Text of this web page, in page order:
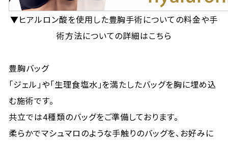
▼ヒアルロン酸を使用した豊胸手術についての料金や手
術方法についての詳細はこちら
豊胸バッグ
「ジェル」や「生理食塩水」を満たしたバッグを胸に埋め込
む施術です。
共立では4種類のバッグをご準備しております。
柔らかでマシュマロのような手触りのバッグを、お好みに